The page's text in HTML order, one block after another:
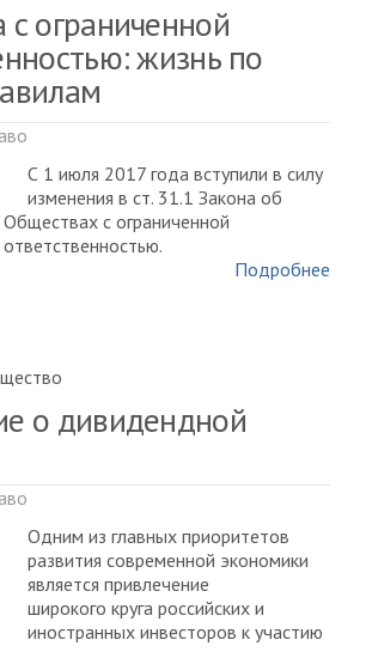
ограниченной
жизнь по
С 1 июля 2017 года вступили в силу
изменения в ст. 31.1 Закона об
Обществах с ограниченной
ответственностью.
Подробнее
о дивидендной
Одним из главных приоритетов
развития современной экономики
является привлечение
широкого круга российских и
иностранных инвесторов к участию